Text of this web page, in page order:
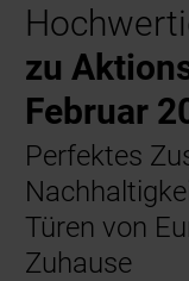
zu
Februar
Perfektes
Türen von
Zuhause